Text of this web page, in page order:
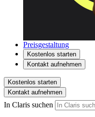
Preisgestaltung
Kostenlos starten
Kontakt aufnehmen
Kostenlos starten
Kontakt aufnehmen
In Claris suchen